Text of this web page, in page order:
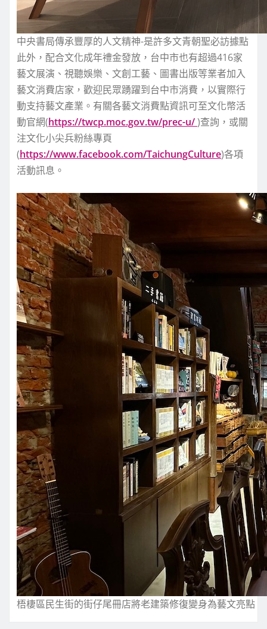
中央書局傳承豐厚的人文精神-是許多文青朝聖必訪據點
此外，配合文化成年禮金發放，台中市也有超過416家
藝文展演、視聽娛樂、文創工藝、圖書出版等業者加入
藝文消費店家，歡迎民眾踴躍到台中市消費，以實際行
動支持藝文產業。有關各藝文消費點資訊可至文化幣活
動官網(https://twcp.moc.gov.tw/prec-u/)查詢，或關
注文化小尖兵粉絲專頁
(https://www.facebook.com/TaichungCulture)各項
活動訊息。
梧棲區民生街的街仔尾冊店將老建築修復變身為藝文亮點